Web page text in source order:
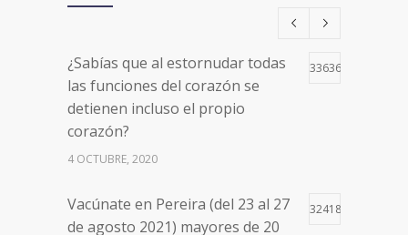
¿Sabías que al estornudar todas
las funciones del corazón se
detienen incluso el propio
corazón?
33636
4 OCTUBRE, 2020
Vacúnate en Pereira (del 23 al 27
de agosto 2021) mayores de 20
32418